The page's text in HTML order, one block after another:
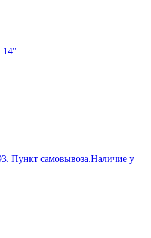
14"
Пункт самовывоза.Наличие у